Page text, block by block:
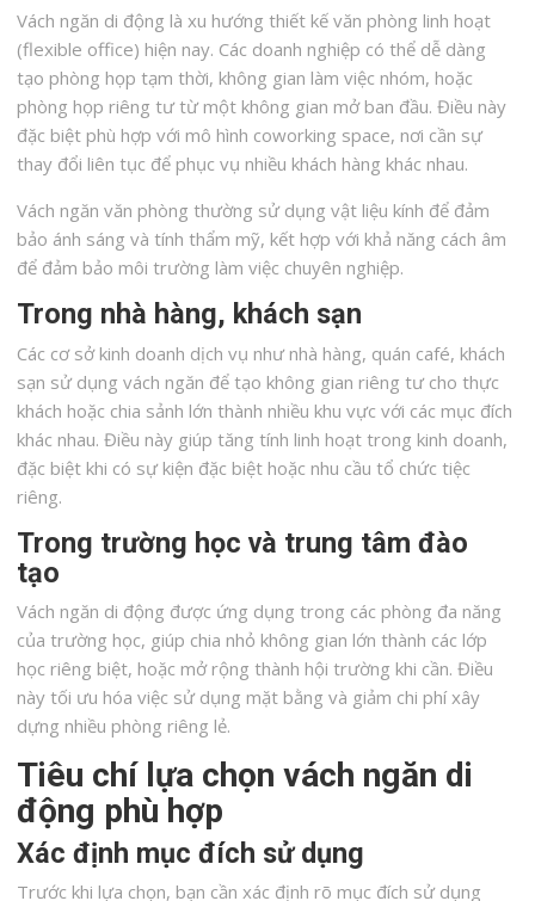
Vách ngăn di động là xu hướng thiết kế văn phòng linh hoạt
(flexible office) hiện nay. Các doanh nghiệp có thể dễ dàng
tạo phòng họp tạm thời, không gian làm việc nhóm, hoặc
phòng họp riêng tư từ một không gian mở ban đầu. Điều này
đặc biệt phù hợp với mô hình coworking space, nơi cần sự
thay đổi liên tục để phục vụ nhiều khách hàng khác nhau.
Vách ngăn văn phòng thường sử dụng vật liệu kính để đảm
bảo ánh sáng và tính thẩm mỹ, kết hợp với khả năng cách âm
để đảm bảo môi trường làm việc chuyên nghiệp.
Trong nhà hàng, khách sạn
Các cơ sở kinh doanh dịch vụ như nhà hàng, quán café, khách
sạn sử dụng vách ngăn để tạo không gian riêng tư cho thực
khách hoặc chia sảnh lớn thành nhiều khu vực với các mục đích
khác nhau. Điều này giúp tăng tính linh hoạt trong kinh doanh,
đặc biệt khi có sự kiện đặc biệt hoặc nhu cầu tổ chức tiệc
riêng.
Trong trường học và trung tâm đào
tạo
Vách ngăn di động được ứng dụng trong các phòng đa năng
của trường học, giúp chia nhỏ không gian lớn thành các lớp
học riêng biệt, hoặc mở rộng thành hội trường khi cần. Điều
này tối ưu hóa việc sử dụng mặt bằng và giảm chi phí xây
dựng nhiều phòng riêng lẻ.
Tiêu chí lựa chọn vách ngăn di
động phù hợp
Xác định mục đích sử dụng
Trước khi lựa chọn, bạn cần xác định rõ mục đích sử dụng